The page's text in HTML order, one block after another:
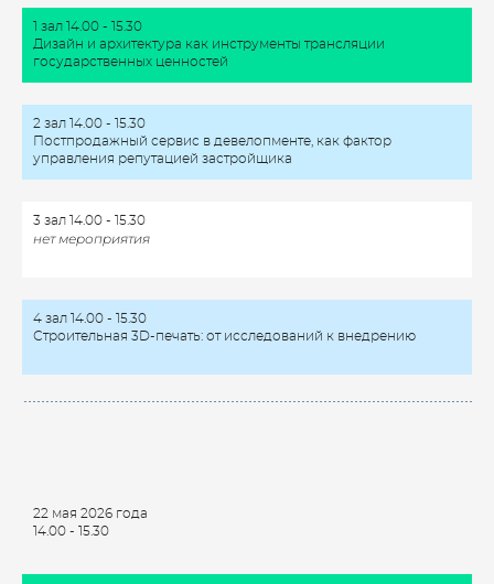
1 зал
14.00 - 15.30
Дизайн и архитектура как инструменты трансляции
государственных ценностей
2 зал
14.00 - 15.30
Постпродажный сервис в девелопменте, как фактор
управления репутацией застройщика
3 зал 14.00 - 15.30
нет мероприятия
4 зал
14.00 - 15.30
Строительная 3D-печать: от исследований к внедрению
22 мая 2026 года
14.00 - 15.30